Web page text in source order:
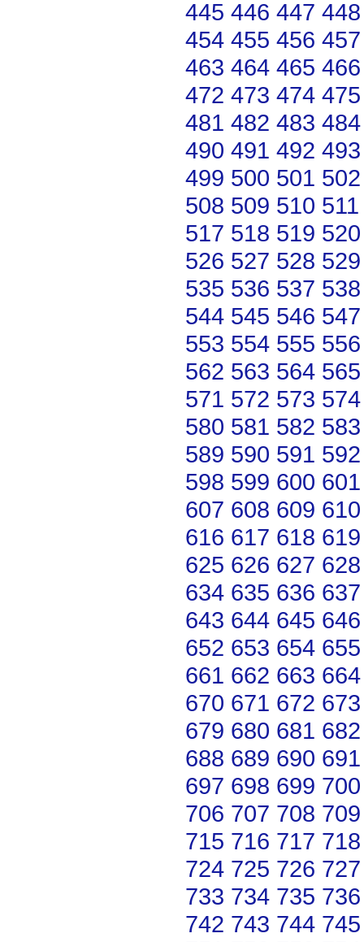
445 446 447 448
454 455 456 457
463 464 465 466
472 473 474 475
481 482 483 484
490 491 492 493
499 500 501 502
508 509 510 511
517 518 519 520
526 527 528 529
535 536 537 538
544 545 546 547
553 554 555 556
562 563 564 565
571 572 573 574
580 581 582 583
589 590 591 592
598 599 600 601
607 608 609 610
616 617 618 619
625 626 627 628
634 635 636 637
643 644 645 646
652 653 654 655
661 662 663 664
670 671 672 673
679 680 681 682
688 689 690 691
697 698 699 700
706 707 708 709
715 716 717 718
724 725 726 727
733 734 735 736
742 743 744 745